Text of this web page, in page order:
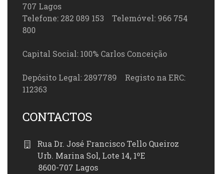
707 Lagos
Telefone: 282 089 153 Telemóvel: 966 754
800
Capital Social: 100% Carlos Conceição
Depósito Legal: 2897789 Registo na ERC:
112363
CONTACTOS
Rua Dr. José Francisco Tello Queiroz
Urb. Marina Sol, Lote 14, 1ºE
8600-707 Lagos